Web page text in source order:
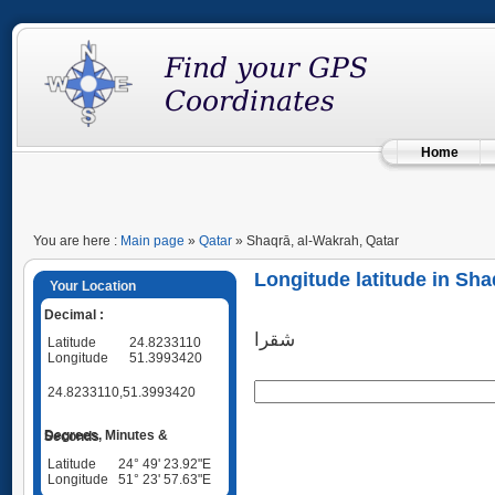
Home
You are here : Main page » Qatar » Shaqrā, al-Wakrah, Qatar
Your Location
Decimal :
Latitude
24.8233110
Longitude
51.3993420
24.8233110,51.3993420
Degrees, Minutes & Seconds
Latitude
24° 49' 23.92"E
Longitude
51° 23' 57.63"E
Longitude latitude in
شقرا